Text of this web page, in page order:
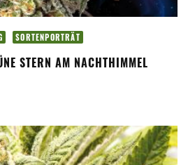
SORTENPORTRÄT
STERN AM NACHTHIMMEL